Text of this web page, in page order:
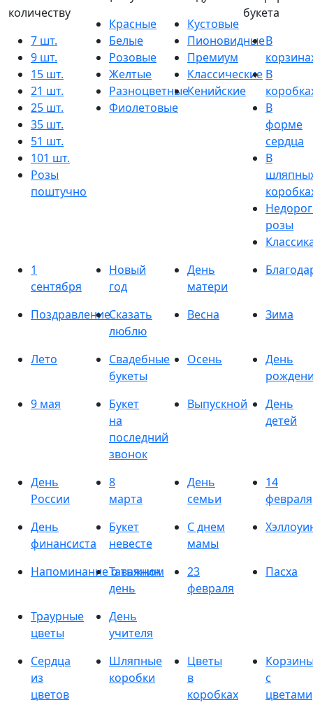
количеству
7 шт.
9 шт.
15 шт.
21 шт.
25 шт.
35 шт.
51 шт.
101 шт.
Розы
поштучно
Красные
Белые
Розовые
Желтые
Разноцветные
Фиолетовые
Кустовые
Пионовидные
Премиум
Классические
Кенийские
букета
В
В
В
форме
сердца
В
розы
1
сентября
Новый
год
День
матери
ПоздравлениеСказать
люблю
Весна Зима
Лето
Свадебные
букеты
Осень
День
9 мая
Букет
на
последний
звонок
Выпускной
День
детей
День
России
8
марта
День
семьи
14
февраля
День
финансиста
Букет
невесте
С днем
мамы
Напоминание о важном
Татьянин
день
23
февраля
Пасха
Траурные
цветы
День
учителя
Сердца
из
цветов
Шляпные
коробки
Цветы
в
коробках
с
цветами